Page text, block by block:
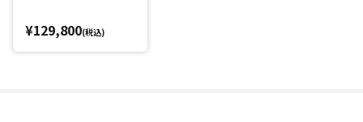
*1：日本羽毛製品協同組合品質基準
¥129,800(税込)